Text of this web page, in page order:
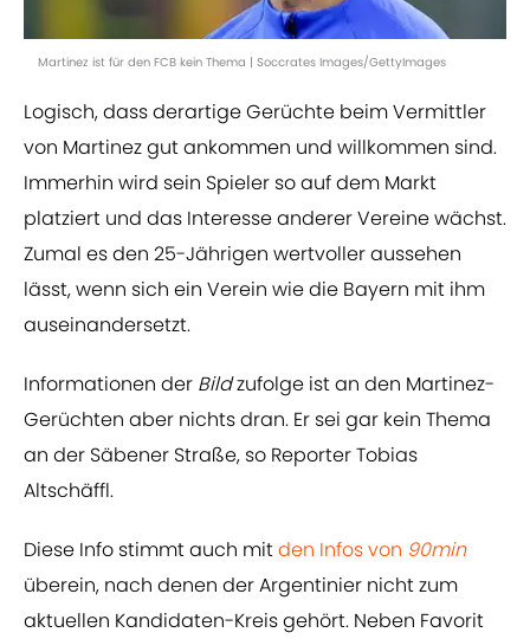
Martinez ist für den FCB kein Thema | Soccrates Images/GettyImages
Logisch, dass derartige Gerüchte beim Vermittler
von Martinez gut ankommen und willkommen sind.
Immerhin wird sein Spieler so auf dem Markt
platziert und das Interesse anderer Vereine wächst.
Zumal es den 25-Jährigen wertvoller aussehen
lässt, wenn sich ein Verein wie die Bayern mit ihm
auseinandersetzt.
Informationen der Bildzufolge ist an den Martinez-
Gerüchten aber nichts dran. Er sei gar kein Thema
an der Säbener Straße, so Reporter Tobias
Altschäffl.
Diese Info stimmt auch mitden Infos von 90min
überein, nach denen der Argentinier nicht zum
aktuellen Kandidaten-Kreis gehört. Neben Favorit